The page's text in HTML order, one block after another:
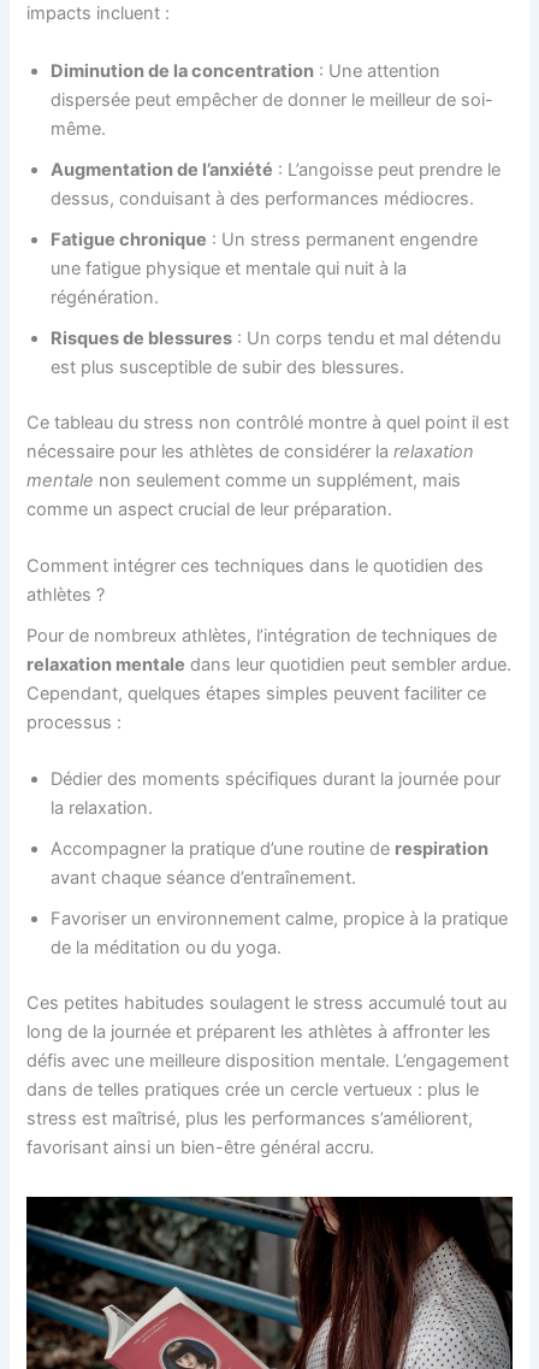
impacts incluent :
Diminution de la concentration : Une attention
dispersée peut empêcher de donner le meilleur de soi-
même.
Augmentation de l’anxiété : L’angoisse peut prendre le
dessus, conduisant à des performances médiocres.
Fatigue chronique : Un stress permanent engendre
une fatigue physique et mentale qui nuit à la
régénération.
Risques de blessures : Un corps tendu et mal détendu
est plus susceptible de subir des blessures.
Ce tableau du stress non contrôlé montre à quel point il est
nécessaire pour les athlètes de considérer larelaxation
mentale non seulement comme un supplément, mais
comme un aspect crucial de leur préparation.
Comment intégrer ces techniques dans le quotidien des
athlètes ?
Pour de nombreux athlètes, l’intégration de techniques de
relaxation mentale dans leur quotidien peut sembler ardue.
Cependant, quelques étapes simples peuvent faciliter ce
processus :
Dédier des moments spécifiques durant la journée pour
la relaxation.
Accompagner la pratique d’une routine de respiration
avant chaque séance d’entraînement.
Favoriser un environnement calme, propice à la pratique
de la méditation ou du yoga.
Ces petites habitudes soulagent le stress accumulé tout au
long de la journée et préparent les athlètes à affronter les
défis avec une meilleure disposition mentale. L’engagement
dans de telles pratiques crée un cercle vertueux : plus le
stress est maîtrisé, plus les performances s’améliorent,
favorisant ainsi un bien-être général accru.